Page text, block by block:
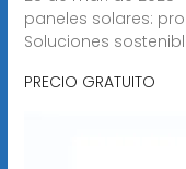
paneles solares:
Soluciones
PRECIO GRATUITO